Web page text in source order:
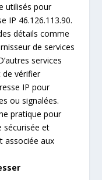
utilisés pour
IP 46.126.113.90.
détails comme
de services
services
de vérifier
IP pour
ou signalées.
pratique pour
sécurisée et
associée aux